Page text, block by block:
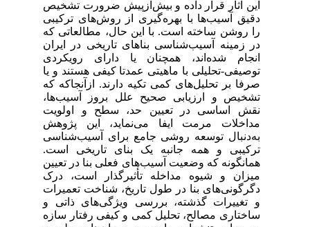
این آثار قرار داده و بیش‌ازپیش ضرورت تشخیص
دقیق آسیب‌ها با بهره‌گیری از روش‌های ترکیبی
را روشن ساخته است. با این حال، مطالعاتی که
در زمینه آسیب‌شناسی بناهای تاریخی در ایران
انجام شده‌اند، همچنان یا دارای رویکردی
توصیفی-تحلیلی با ماهیتی عمدتا کیفی هستند و یا
صرفا بر تحلیل‌های کمی تکیه دارند. ازآنجاکه که
تشخیص و ارزیابی صحیح علل بروز آسیب‌ها،
نقش اساسی در تعیین حد، سطح و اولویت
مداخلات مرمت ایفا می‌نماید، این پژوهش
به‌دنبال توسعه روشی جامع برای آسیب‌شناسی
ترکیبی و همه جانبه یک بنای تاریخی است.
همانگونه که وضعیت آسیب‌های فعلی بنا در تعیین
میزان و شیوه مداخله تأثیرگذار است، درک
دگرگونی‌های بنا در طول تاریخ، شناخت تعمیرات
و تغییرات گذشته، بررسی ویژگی‌های ذاتی و
ساختاری مصالح، تحلیل کمی و کیفی رفتار سازه